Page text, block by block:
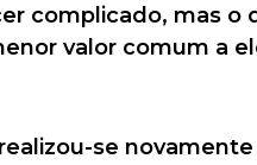
complicado, mas
valor comum a
se